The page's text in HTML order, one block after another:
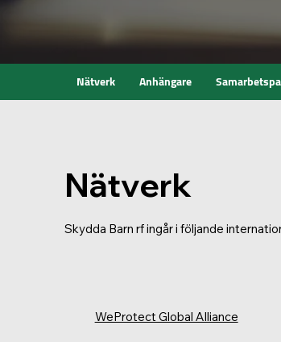
Nätverk
Skydda Barn rf ingår i följande
WeProtect Global Alliance
Nätverk Anhängare